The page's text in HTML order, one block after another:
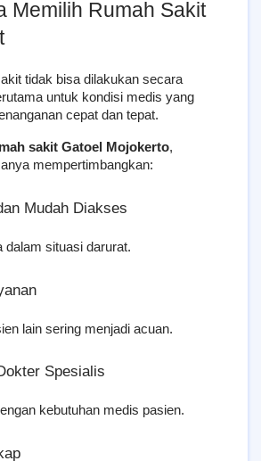
Memilih Rumah Sakit
tidak bisa dilakukan secara
untuk kondisi medis yang
cepat dan tepat.
sakit Gatoel Mojokerto,
mempertimbangkan:
Mudah Diakses
dalam situasi darurat.
lain sering menjadi acuan.
Spesialis
kebutuhan medis pasien.